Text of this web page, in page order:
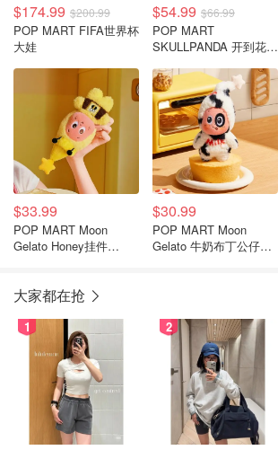
$174.99 $200.99
POP MART FIFA世界杯
大娃
$54.99 $66.99
POP MART
SKULLPANDA 开到花丛
$33.99
POP MART Moon
Gelato Honey挂件
$30.99
POP MART Moon
Gelato 牛奶布丁公仔
大家都在抢
1 2